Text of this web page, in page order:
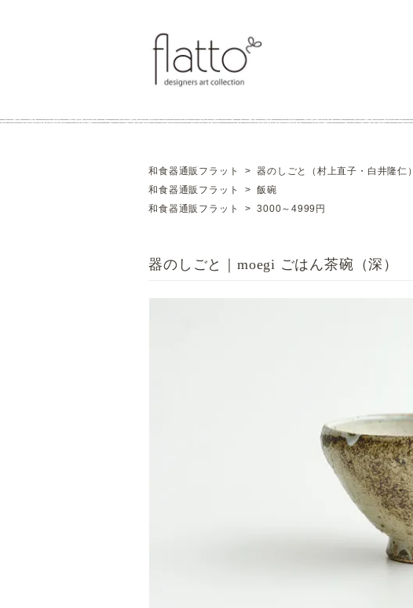
和食器通販フラット >器のしごと（村上直子・白井隆仁）
和食器通販フラット
>飯碗
和食器通販フラット
>3000～4999円
器のしごと｜moegi ごはん茶碗（深）